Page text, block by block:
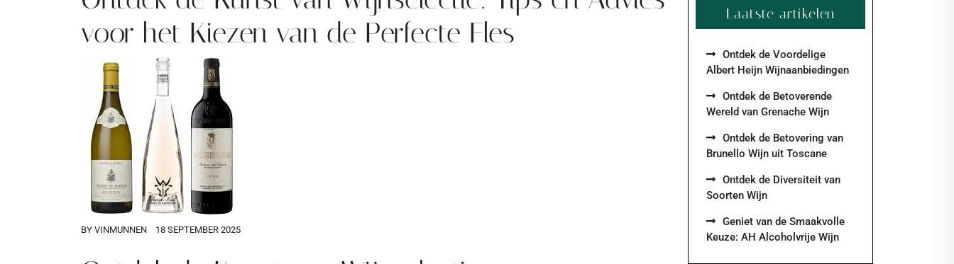
voor het Kiezen van de Perfecte Fles
BY VINMUNNEN 18 SEPTEMBER 2025
Laatste artikelen
Ontdek de Voordelige
Albert Heijn Wijnaanbiedingen
Ontdek de Betoverende
Wereld van Grenache Wijn
Ontdek de Betovering van
Brunello Wijn uit Toscane
Ontdek de Diversiteit van
Soorten Wijn
Geniet van de Smaakvolle
Keuze: AH Alcoholvrije Wijn